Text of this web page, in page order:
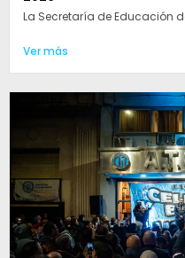
La Secretaría de Educación
Ver más